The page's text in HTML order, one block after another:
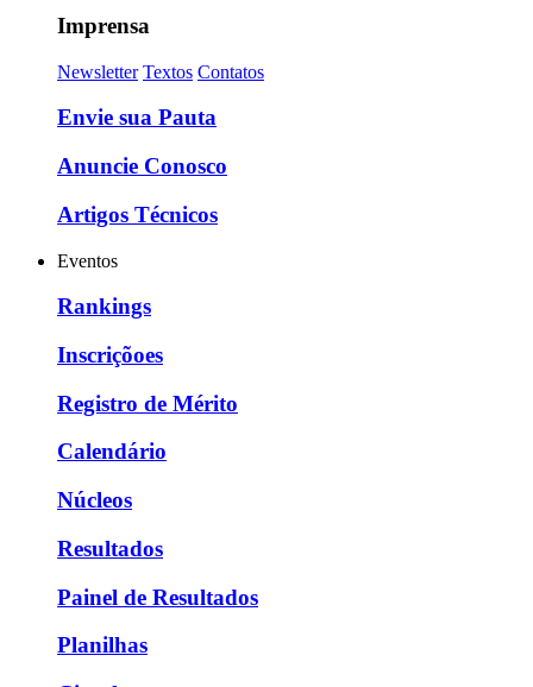
Imprensa
Newsletter Textos Contatos
Envie sua Pauta
Anuncie Conosco
Artigos Técnicos
Eventos
Rankings
Inscriçõoes
Registro de Mérito
Calendário
Núcleos
Resultados
Painel de Resultados
Planilhas